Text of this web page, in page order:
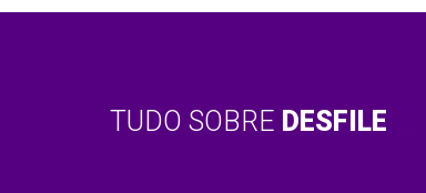
TUDO SOBRE DESFILE